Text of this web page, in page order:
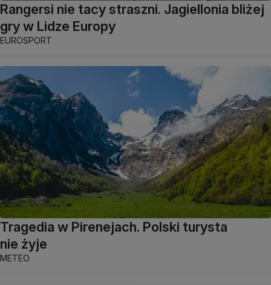
Rangersi nie tacy straszni. Jagiellonia bliżej
gry w Lidze Europy
EUROSPORT
Tragedia w Pirenejach. Polski turysta
nie żyje
METEO